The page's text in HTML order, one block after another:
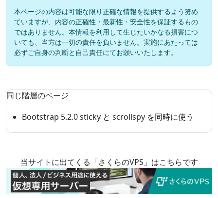
本ページの内容は可能な限り正確な情報を提供するよう努め
ていますが、内容の正確性・最新性・安全性を保証するもの
ではありません。本情報を利用して生じたいかなる損害につ
いても、当方は一切の責任を負いません。実施にあたっては
必ずご自身の判断と自己責任にてお願いいたします。
同じ階層のページ
Bootstrap 5.2.0 sticky と scrollspy を同時に使う
当サイトに出てくる「さくらのVPS」はこちらです